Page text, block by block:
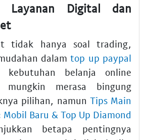
Layanan Digital dan
tidak hanya soal trading,
dalamtop up paypal
belanja online
merasa bingung
pilihan, namun Tips Main
Baru & Top Up Diamond
betapa pentingnya